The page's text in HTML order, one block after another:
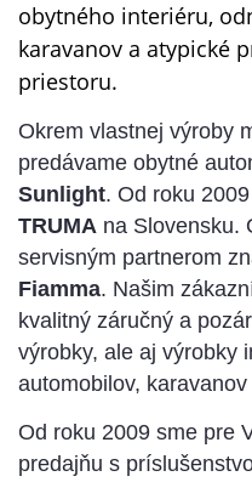
obytného interiéru,
karavanov a atypické
priestoru.
Okrem vlastnej výroby
predávame obytné
Sunlight. Od roku
TRUMA na Slovensku.
servisným partnerom
Fiamma. Našim
kvalitný záručný a
výrobky, ale aj výrobky
automobilov,
Od roku 2009 sme pre
predajňu s